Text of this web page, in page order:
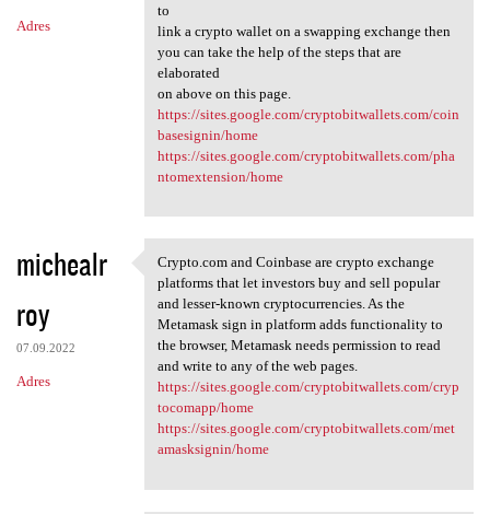
Adres
to
link a crypto wallet on a swapping exchange then
you can take the help of the steps that are
elaborated
on above on this page.
https://sites.google.com/cryptobitwallets.com/coin
basesignin/home
https://sites.google.com/cryptobitwallets.com/pha
ntomextension/home
michealr
roy
07.09.2022
Adres
Crypto.com and Coinbase are
Crypto.com and Coinbase are crypto exchange
platforms that let investors buy and sell popular
and lesser-known cryptocurrencies. As the
Metamask sign in platform adds functionality to
the browser, Metamask needs permission to read
and write to any of the web pages.
https://sites.google.com/cryptobitwallets.com/cryp
tocomapp/home
https://sites.google.com/cryptobitwallets.com/met
amasksignin/home